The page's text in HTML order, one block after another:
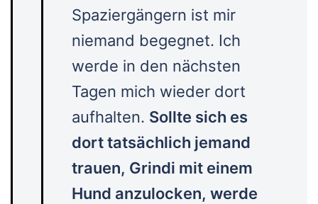
Spaziergängern ist mir
niemand begegnet. Ich
werde in den nächsten
Tagen mich wieder dort
aufhalten. Sollte sich es
dort tatsächlich jemand
trauen, Grindi mit einem
Hund anzulocken, werde